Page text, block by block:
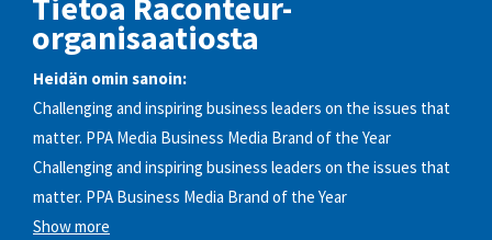
organisaatiosta
Heidän omin sanoin:
Challenging and inspiring business leaders on the issues that
matter. PPA Media Business Media Brand of the Year
Challenging and inspiring business leaders on the issues that
matter. PPA Business Media Brand of the Year
Show more